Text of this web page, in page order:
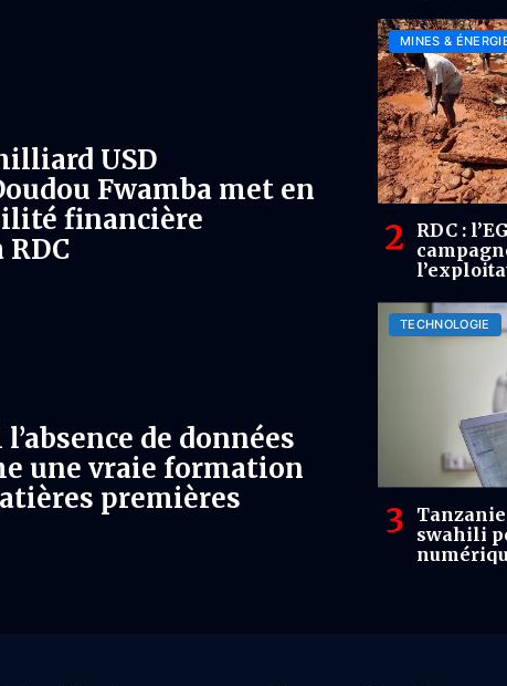
USD
Fwamba met en
financière
de données
une vraie formation
premières
MINES &
RDC :
recettes
TECHNOLOGIE
Tanzanie
swahili